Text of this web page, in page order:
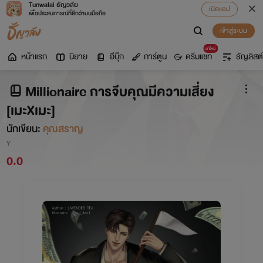
Tunwalai ธัญวลัย
เพื่อประสบการณ์ที่ดีกว่าบนมือถือ
เปิดแอป
เข้าสู่ระบบ
หน้าแรก นิยาย อีบุ๊ก การ์ตูน
มาใหม่
ดรีมแชท ธัญลิสต์
Millionaire การจีบคุณมีความเสี่ยง
[เมะXเมะ]
นักเขียน: คุณสราญ
Y
0.0